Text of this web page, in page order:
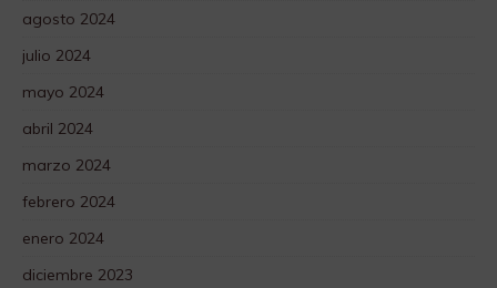
agosto 2024
julio 2024
mayo 2024
abril 2024
marzo 2024
febrero 2024
enero 2024
diciembre 2023